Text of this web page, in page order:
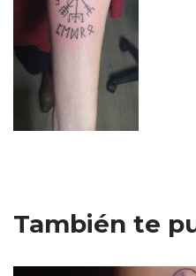
También te